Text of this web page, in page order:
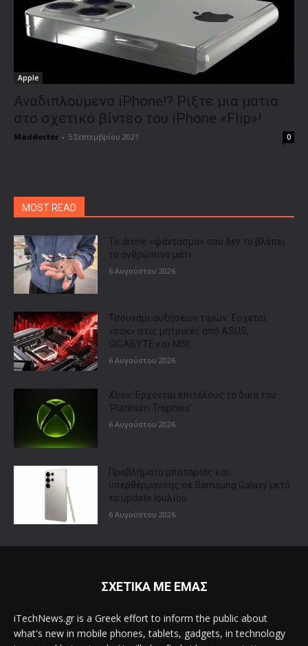
Apple
Αναδιπλούμενο iPhone!? Ρίξτε μια ματιά
στο σχετικό βίντεο του iPhone «Flip»!
Maddoctor - 5 Σεπτεμβρίου 2021 0
MOST READ
Το drone «φάντασμα» που δεν το βλέπει
το ανθρώπινο μάτι
6 Αυγούστου 2026
Τσουνάμι αυξήσεων τιμών: Έρχεται
«σοκ» στις μητρικές από ASUS,
GIGABYTE και MSI
6 Αυγούστου 2026
Xbox: Έρχονται επιτέλους τα δικά του
‘Platinum Trophies’
6 Αυγούστου 2026
Προβλήματα μπαταρίας και
υπερθέρμανσης σε Samsung Galaxy μετά
το update Ιουλίου
6 Αυγούστου 2026
ΣΧΕΤΙΚΑ ΜΕ ΕΜΑΣ
iTechNews.gr is a Greek effort to inform the public about
what's new in mobile phones, tablets, gadgets, in technology